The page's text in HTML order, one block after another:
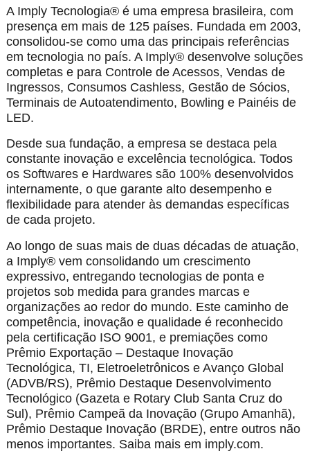
A Imply Tecnologia® é uma empresa brasileira, com
presença em mais de 125 países. Fundada em 2003,
consolidou-se como uma das principais referências
em tecnologia no país. A Imply® desenvolve soluções
completas e para Controle de Acessos, Vendas de
Ingressos, Consumos Cashless, Gestão de Sócios,
Terminais de Autoatendimento, Bowling e Painéis de
LED.
Desde sua fundação, a empresa se destaca pela
constante inovação e excelência tecnológica. Todos
os Softwares e Hardwares são 100% desenvolvidos
internamente, o que garante alto desempenho e
flexibilidade para atender às demandas específicas
de cada projeto.
Ao longo de suas mais de duas décadas de atuação,
a Imply® vem consolidando um crescimento
expressivo, entregando tecnologias de ponta e
projetos sob medida para grandes marcas e
organizações ao redor do mundo. Este caminho de
competência, inovação e qualidade é reconhecido
pela certificação ISO 9001, e premiações como
Prêmio Exportação – Destaque Inovação
Tecnológica, TI, Eletroeletrônicos e Avanço Global
(ADVB/RS), Prêmio Destaque Desenvolvimento
Tecnológico (Gazeta e Rotary Club Santa Cruz do
Sul), Prêmio Campeã da Inovação (Grupo Amanhã),
Prêmio Destaque Inovação (BRDE), entre outros não
menos importantes. Saiba mais em imply.com.